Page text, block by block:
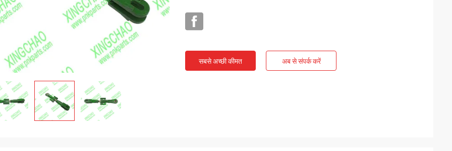
सबसे अच्छी कीमत अब से संपर्क करें